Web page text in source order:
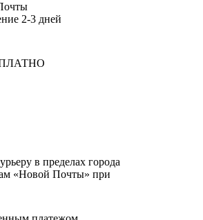
2-3 дней
в пределах города
«Новой Почты» при